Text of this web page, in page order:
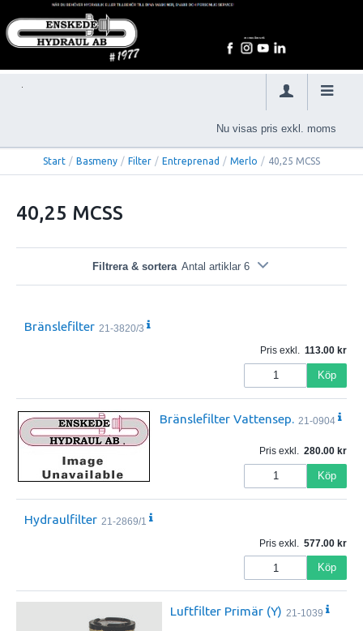
Nu visas pris exkl. moms
Start / Basmeny / Filter / Entreprenad / Merlo / 40,25 MCSS
40,25 MCSS
Filtrera & sortera Antal artiklar 6
Bränslefilter 21-3820/3
Pris exkl. 113.00
Köp
Bränslefilter Vattensep. 21-0904
Pris exkl. 280.00
Köp
Hydraulfilter 21-2869/1
Pris exkl.
577.00
Köp
Luftfilter Primär (Y) 21-1039